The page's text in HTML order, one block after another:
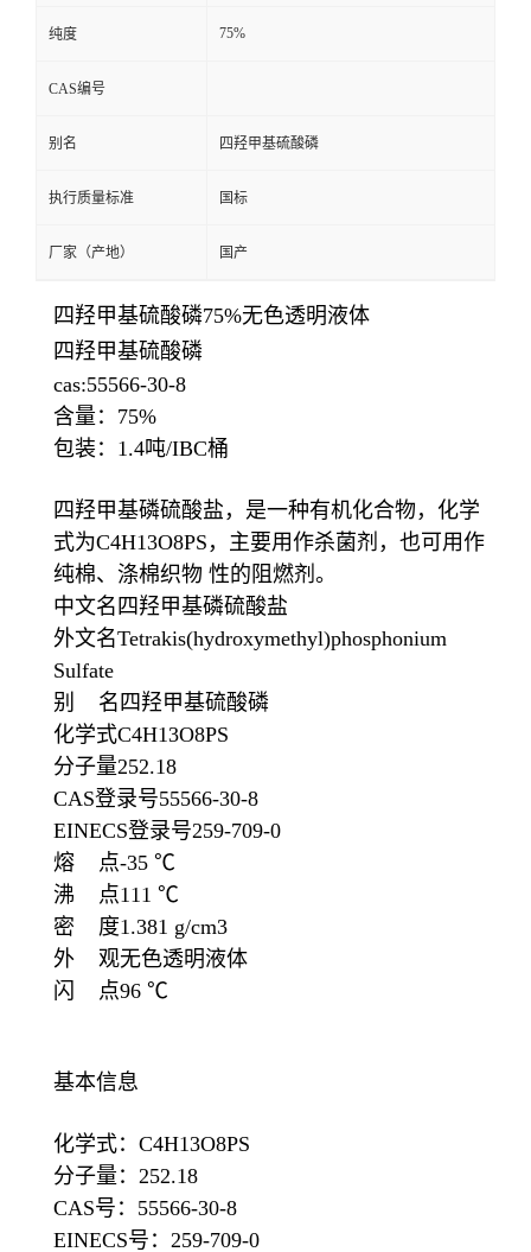
纯度 75%
CAS编号
别名 四羟甲基硫酸磷
执行质量标准 国标
厂家（产地） 国产
四羟甲基硫酸磷75%无色透明液体
四羟甲基硫酸磷
cas:55566-30-8
含量：75%
包装：1.4吨/IBC桶
四羟甲基磷硫酸盐，是一种有机化合物，化学
式为C4H13O8PS，主要用作杀菌剂，也可用作
纯棉、涤棉织物 性的阻燃剂。
中文名四羟甲基磷硫酸盐
外文名Tetrakis(hydroxymethyl)phosphonium
Sulfate
别 名四羟甲基硫酸磷
化学式C4H13O8PS
分子量252.18
CAS登录号55566-30-8
EINECS登录号259-709-0
熔 点-35 ℃
沸 点111 ℃
密 度1.381 g/cm3
外 观无色透明液体
闪 点96 ℃
基本信息
化学式：C4H13O8PS
分子量：252.18
CAS号：55566-30-8
EINECS号：259-709-0